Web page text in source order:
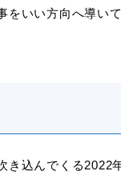
いい方向へ導い
込んでくる2022